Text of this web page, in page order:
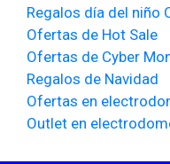
Regalos día del niño
Ofertas de Hot Sale
Ofertas de Cyber
Regalos de Navidad
Ofertas en
Outlet en